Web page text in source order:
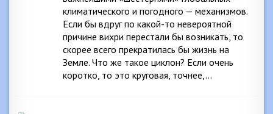
климатического и погодного — механизмов.
Если бы вдруг по какой-то невероятной
причине вихри перестали бы возникать, то
скорее всего прекратилась бы жизнь на
Земле. Что же такое циклон? Если очень
коротко, то это круговая, точнее,…